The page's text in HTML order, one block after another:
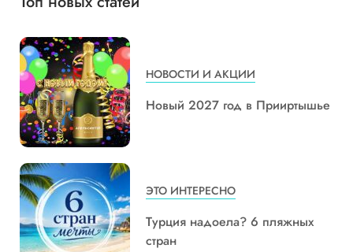
НОВОСТИ И АКЦИИ
Новый 2027 год в Прииртышье
ЭТО ИНТЕРЕСНО
Турция надоела? 6 пляжных
стран